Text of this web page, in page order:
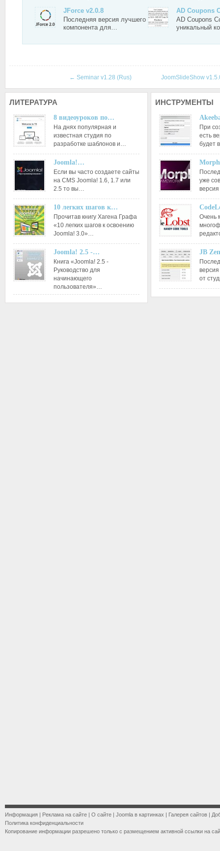
JForce v2.0.8
Последняя версия лучшего
компонента для…
AD Coupons
AD Coupons
уникальный
← Seminar v1.28 (Rus) JoomSlideShow
ЛИТЕРАТУРА
8 видеоуроков по…
На днях популярная и
известная студия по
разработке шаблонов и…
Joomla!…
Если вы часто создаете сайты
на CMS Joomla! 1.6, 1.7 или
2.5 то вы…
10 легких шагов к…
Прочитав книгу Хагена Графа
«10 легких шагов к освоению
Joomla! 3.0»…
Joomla! 2.5 -…
Книга «Joomla! 2.5 -
Руководство для
начинающего
пользователя»…
ИНСТРУМЕНТЫ
При
есть
будет
уже
Очень
JB
от
Информация | Реклама на сайте | О сайте | Joomla в картинках | Галерея сайтов |
Политика конфиденциальности
Копирование информации разрешено только с размещением активной ссылки на